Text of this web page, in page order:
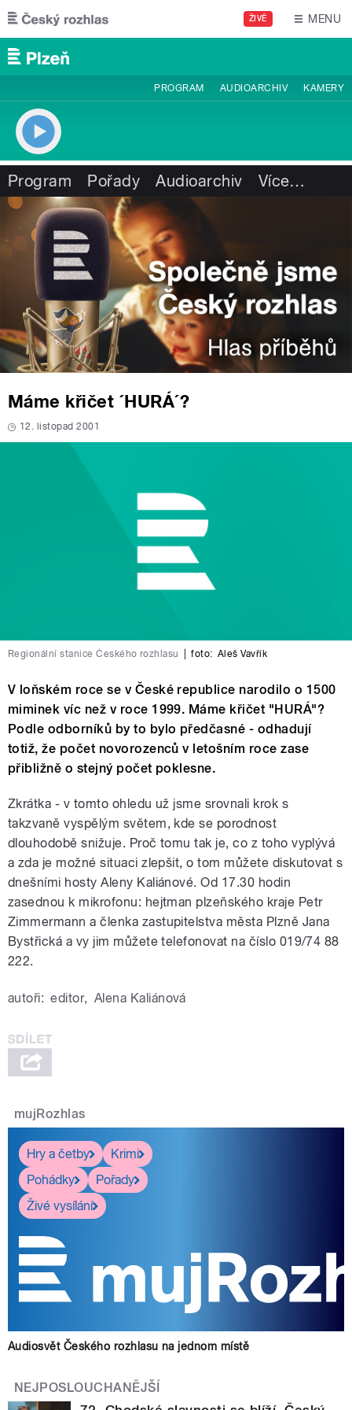
Přejít k hlavnímu obsahu
ŽIVĚ MENU
PROGRAM AUDIOARCHIV KAMERY
Program Pořady Audioarchiv Více…
Máme křičet ´HURÁ´?
12. listopad 2001
Regionální stanice Českého rozhlasu foto: Aleš Vavřík
V loňském roce se v České republice narodilo o 1500
miminek víc než v roce 1999. Máme křičet "HURÁ"?
Podle odborníků by to bylo předčasné - odhadují
totiž, že počet novorozenců v letošním roce zase
přibližně o stejný počet poklesne.
Zkrátka - v tomto ohledu už jsme srovnali krok s
takzvaně vyspělým světem, kde se porodnost
dlouhodobě snižuje. Proč tomu tak je, co z toho vyplývá
a zda je možné situaci zlepšit, o tom můžete diskutovat s
dnešními hosty Aleny Kaliánové. Od 17.30 hodin
zasednou k mikrofonu: hejtman plzeňského kraje Petr
Zimmermann a členka zastupitelstva města Plzně Jana
Bystřická a vy jim můžete telefonovat na číslo 019/74 88
222.
autoři: editor, Alena Kaliánová
mujRozhlas
Hry a četby
Krimi
Pohádky
Pořady
Živé vysílání
Audiosvět Českého rozhlasu na jednom místě
NEJPOSLOUCHANĚJŠÍ